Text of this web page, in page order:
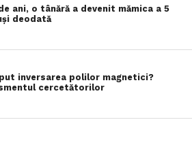
ani, o tânără a devenit mămica a 5
deodată
inversarea polilor magnetici?
cercetătorilor